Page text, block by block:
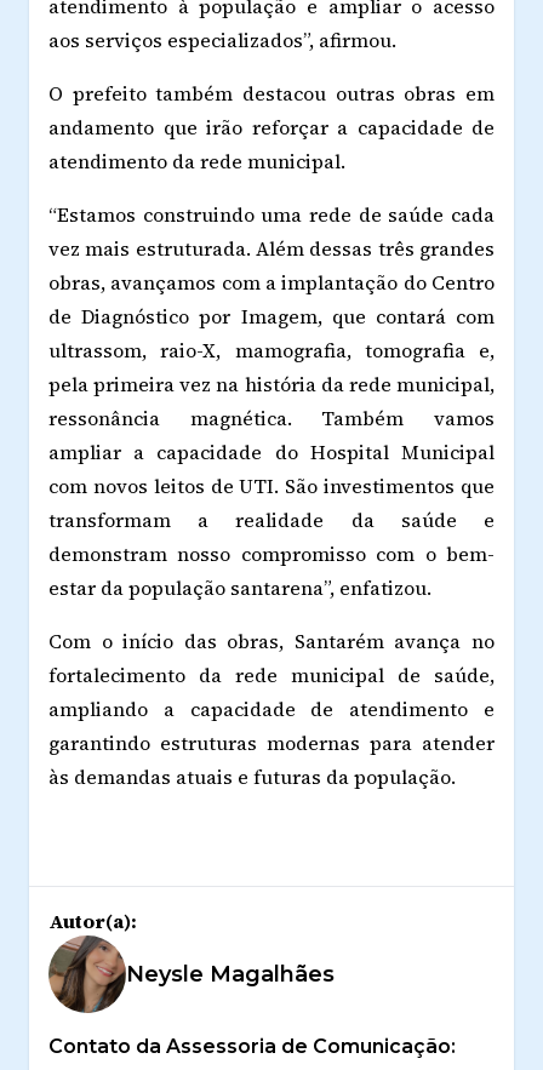
atendimento à população e ampliar o acesso
aos serviços especializados”, afirmou.
O prefeito também destacou outras obras em
andamento que irão reforçar a capacidade de
atendimento da rede municipal.
“Estamos construindo uma rede de saúde cada
vez mais estruturada. Além dessas três grandes
obras, avançamos com a implantação do Centro
de Diagnóstico por Imagem, que contará com
ultrassom, raio-X, mamografia, tomografia e,
pela primeira vez na história da rede municipal,
ressonância magnética. Também vamos
ampliar a capacidade do Hospital Municipal
com novos leitos de UTI. São investimentos que
transformam a realidade da saúde e
demonstram nosso compromisso com o bem-
estar da população santarena”, enfatizou.
Com o início das obras, Santarém avança no
fortalecimento da rede municipal de saúde,
ampliando a capacidade de atendimento e
garantindo estruturas modernas para atender
às demandas atuais e futuras da população.
Autor(a):
Neysle Magalhães
Contato da Assessoria de Comunicação: